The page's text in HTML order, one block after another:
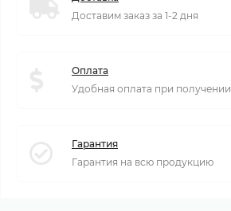
Доставим заказ за 1-2 дня
Оплата
Удобная оплата при получении
Гарантия
Гарантия на всю продукцию